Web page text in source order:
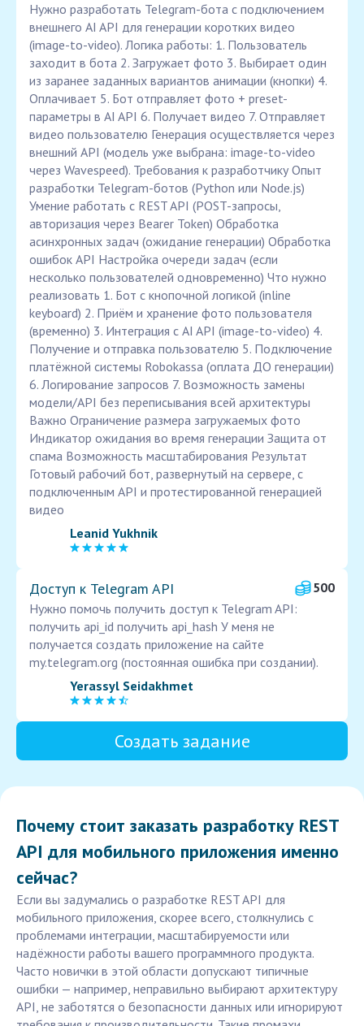
Нужно разработать Telegram-бота с подключением
внешнего AI API для генерации коротких видео
(image-to-video). Логика работы: 1. Пользователь
заходит в бота 2. Загружает фото 3. Выбирает один
из заранее заданных вариантов анимации (кнопки) 4.
Оплачивает 5. Бот отправляет фото + preset-
параметры в AI API 6. Получает видео 7. Отправляет
видео пользователю Генерация осуществляется через
внешний API (модель уже выбрана: image-to-video
через Wavespeed). Требования к разработчику Опыт
разработки Telegram-ботов (Python или Node.js)
Умение работать с REST API (POST-запросы,
авторизация через Bearer Token) Обработка
асинхронных задач (ожидание генерации) Обработка
ошибок API Настройка очереди задач (если
несколько пользователей одновременно) Что нужно
реализовать 1. Бот с кнопочной логикой (inline
keyboard) 2. Приём и хранение фото пользователя
(временно) 3. Интеграция с AI API (image-to-video) 4.
Получение и отправка пользователю 5. Подключение
платёжной системы Robokassa (оплата ДО генерации)
6. Логирование запросов 7. Возможность замены
модели/API без переписывания всей архитектуры
Важно Ограничение размера загружаемых фото
Индикатор ожидания во время генерации Защита от
спама Возможность масштабирования Результат
Готовый рабочий бот, развернутый на сервере, с
подключенным API и протестированной генерацией
видео
Leanid Yukhnik
Доступ к Telegram API
500
Нужно помочь получить доступ к Telegram API:
получить api_id получить api_hash У меня не
получается создать приложение на сайте
my.telegram.org (постоянная ошибка при создании).
Yerassyl Seidakhmet
Создать задание
Почему стоит заказать разработку REST
API для мобильного приложения именно
сейчас?
Если вы задумались о разработке REST API для
мобильного приложения, скорее всего, столкнулись с
проблемами интеграции, масштабируемости или
надёжности работы вашего программного продукта.
Часто новички в этой области допускают типичные
ошибки — например, неправильно выбирают архитектуру
API, не заботятся о безопасности данных или игнорируют